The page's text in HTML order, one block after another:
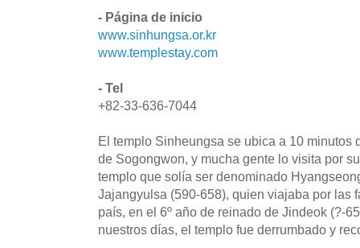
- Página de inicio
www.sinhungsa.or.kr
www.templestay.com
- Tel
+82-33-636-7044
El templo Sinheungsa se ubica a 10 minutos
de Sogongwon, y mucha gente lo visita por
templo que solía ser denominado
Jajangyulsa (590-658), quien viajaba por las
país, en el 6º año de reinado de Jindeok (?-
nuestros días, el templo fue derrumbado y